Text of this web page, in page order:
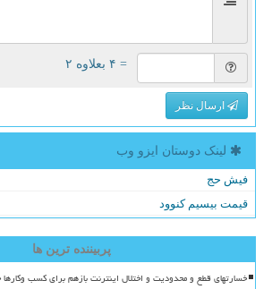
= ۴ بعلاوه ۲
ارسال نظر
لینک دوستان ایزو وب
فیش حج
قیمت بیسیم کنوود
پربیننده ترین ها
خسارتهای قطع و محدودیت و اختلال اینترنت بازهم برای کسب وکارها